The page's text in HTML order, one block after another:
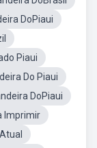
DoPiaui
Piaui
Do Piaui
DoPiaui
Imprimir